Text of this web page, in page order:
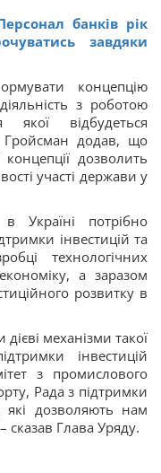
банків рік
завдяки
концепцію
з роботою
якої відбудеться
додав, що
дозволить
участі держави у
Україні потрібно
інвестицій та
технологічних
а заразом
розвитку в
механізми такої
інвестицій
з промислового
Рада з підтримки
які дозволяють нам
Глава Уряду.